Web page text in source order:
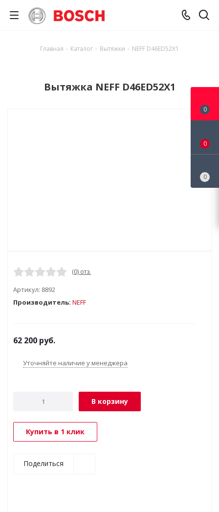
Главная - Каталог - Вытяжки - NEFF D46ED52X1
Вытяжка NEFF D46ED52X1
(0) отз.
Артикул: 8892
Производитель: NEFF
62 200 руб.
Уточняйте наличие у менеджера
В корзину
Купить в 1 клик
Поделиться
0
0
0